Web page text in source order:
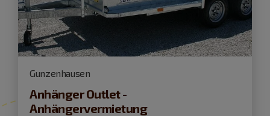
Gunzenhausen
Anhänger Outlet -
Anhängervermietung